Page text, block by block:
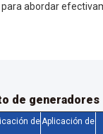
abordar
de generadores
deAplicación de